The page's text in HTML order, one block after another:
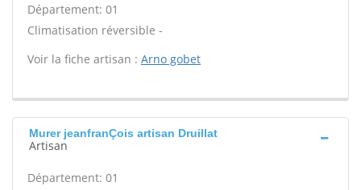
Département: 01
Climatisation réversible -
Voir la fiche artisan : Arno gobet
Murer jeanfranÇois artisan Druillat
Artisan
Département: 01